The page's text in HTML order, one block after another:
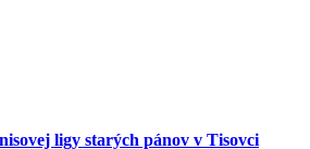
ligy starých pánov v Tisovci